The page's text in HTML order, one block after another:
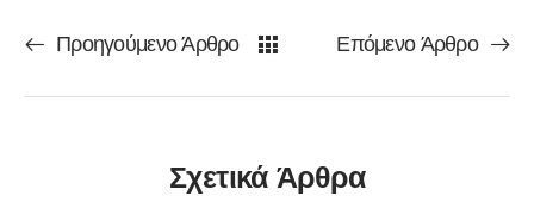
Προηγούμενο Άρθρο Επόμενο Άρθρο
Σχετικά Άρθρα